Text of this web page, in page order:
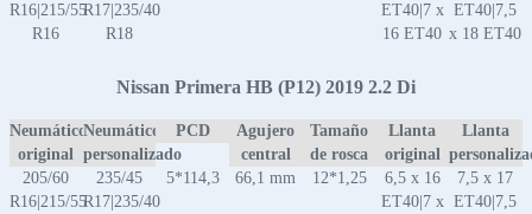
R16|215/55
R16
R17|235/40
R18
ET40|7 x
16 ET40
ET40|7,5
x 18 ET40
Nissan Primera HB (P12) 2019 2.2 Di
Neumático
original
Neumático
personalizado
PCD
Agujero
central
Tamaño
de rosca
Llanta
original
Llanta
205/60
R16|215/55
235/45
R17|235/40
5*114,3 66,1 mm 12*1,25
6,5 x 16
ET40|7 x
7,5 x 17
ET40|7,5